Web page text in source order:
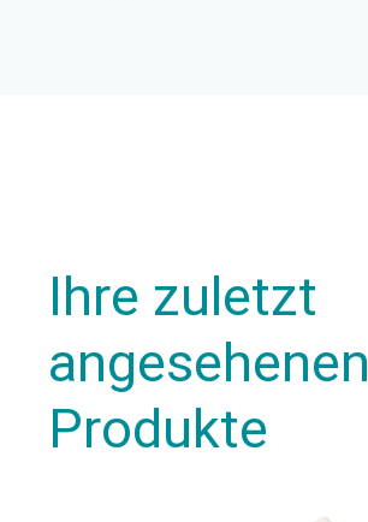
Ihre zuletzt
angesehenen
Produkte